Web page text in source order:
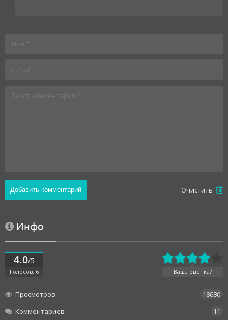
Oчистить
Инфо
4.0/5
Голосов: 6 Ваша оценка?
Просмотров
18680
Комментариев
11